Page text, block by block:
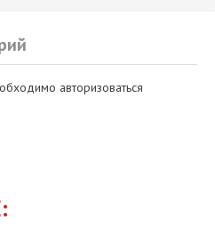
авторизоваться